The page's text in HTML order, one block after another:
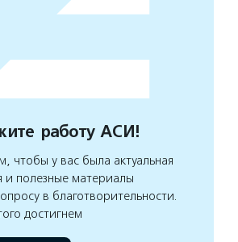
работу АСИ!
чтобы у вас была актуальная
полезные материалы
в благотворительности.
достигнем